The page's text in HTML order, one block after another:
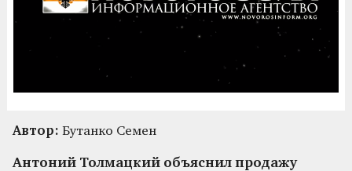
Автор: Бутанко Семен
Антоний Толмацкий объяснил продажу